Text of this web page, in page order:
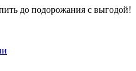
до подорожания с выгодой!